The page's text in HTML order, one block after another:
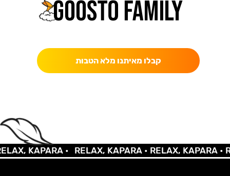
קבלו מאיתנו מלא הטבות
KAPARA • RELAX, KAPARA •RELAX, KAPARA •